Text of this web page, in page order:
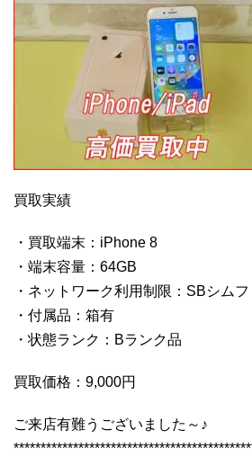
買取実績
・買取端末：iPhone 8
・端末容量：64GB
・ネットワーク利用制限：SBシムフ
・付属品：箱有
・状態ランク：Bランク品
買取価格：9,000円
ご来店有難うございました～♪